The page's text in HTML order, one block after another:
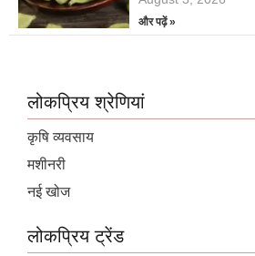
और पढ़ें »
लोकप्रिय श्रेणियां
कृषि व्यवसाय
मशीनरी
नई खोज
लोकप्रिय ट्रेंड